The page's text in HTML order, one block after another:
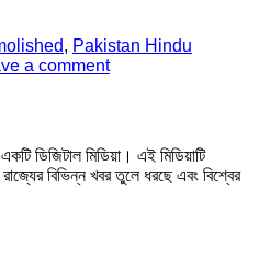
, Pakistan Hindu
a comment
ডিজিটাল মিডিয়া। এই মিডিয়াটি
বিভিন্ন খবর তুলে ধরছে এবং বিশ্বের